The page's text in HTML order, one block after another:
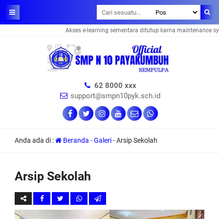
Akses e-learning sementara ditutup karna maintenance system
62 8000 xxx
support@smpn10pyk.sch.id
Anda ada di : Beranda -Galeri-Arsip Sekolah
Arsip Sekolah